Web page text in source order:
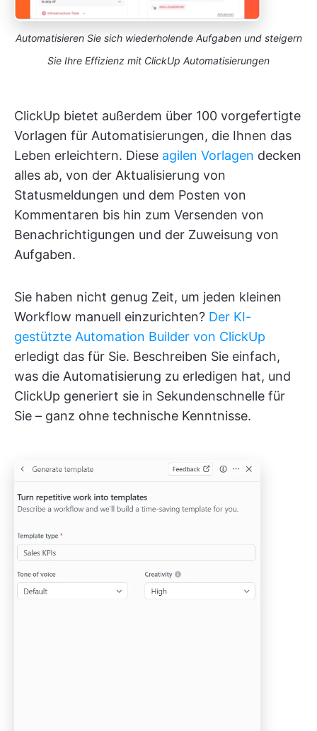
Automatisieren Sie sich wiederholende Aufgaben und steigern
Sie Ihre Effizienz mit ClickUp Automatisierungen
ClickUp bietet außerdem über 100 vorgefertigte
Vorlagen für Automatisierungen, die Ihnen das
Leben erleichtern. Diese agilen Vorlagen decken
alles ab, von der Aktualisierung von
Statusmeldungen und dem Posten von
Kommentaren bis hin zum Versenden von
Benachrichtigungen und der Zuweisung von
Aufgaben.
Sie haben nicht genug Zeit, um jeden kleinen
Workflow manuell einzurichten? Der KI-
gestützte Automation Builder von ClickUp
erledigt das für Sie. Beschreiben Sie einfach,
was die Automatisierung zu erledigen hat, und
ClickUp generiert sie in Sekundenschnelle für
Sie – ganz ohne technische Kenntnisse.